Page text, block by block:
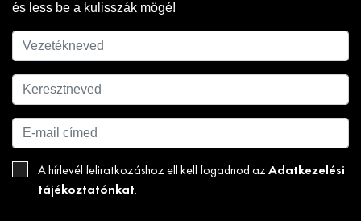
és less be a kulisszák mögé!
A hírlevél feliratkozáshoz ell kell fogadnod az Adatkezelési
tájékoztatónkat.